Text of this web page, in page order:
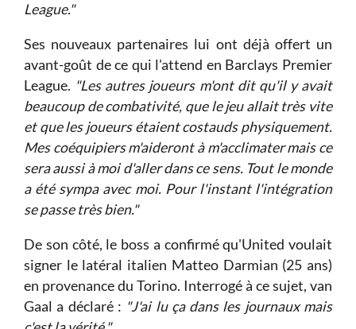
League."
Ses nouveaux partenaires lui ont déjà offert un
avant-goût de ce qui l'attend en Barclays Premier
League. "Les autres joueurs m'ont dit qu'il y avait
beaucoup de combativité, que le jeu allait très vite
et que les joueurs étaient costauds physiquement.
Mes coéquipiers m'aideront à m'acclimater mais ce
sera aussi à moi d'aller dans ce sens. Tout le monde
a été sympa avec moi. Pour l'instant l'intégration
se passe très bien."
De son côté, le boss a confirmé qu'United voulait
signer le latéral italien Matteo Darmian (25 ans)
en provenance du Torino. Interrogé à ce sujet, van
Gaal a déclaré : "J'ai lu ça dans les journaux mais